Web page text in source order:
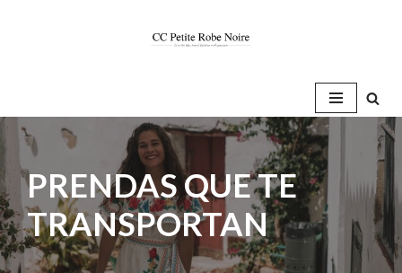
PRENDAS QUE TE
TRANSPORTAN